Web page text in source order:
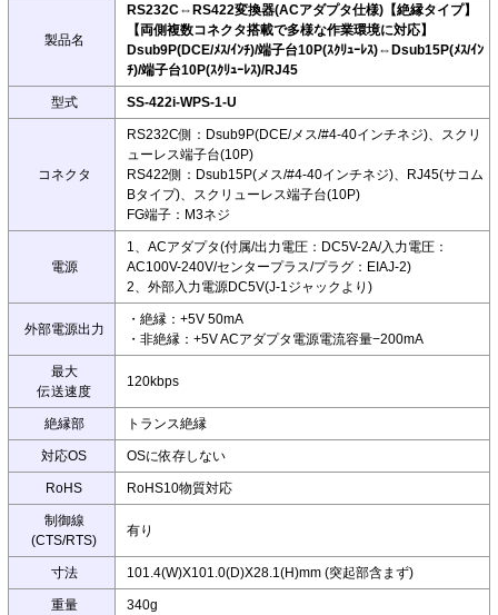
製品名
RS232C⇔RS422変換器(ACアダプタ仕様)【絶縁タイプ】
【両側複数コネクタ搭載で多様な作業環境に対応】
Dsub9P(DCE/ﾒｽ/ｲﾝﾁ)/端子台10P(ｽｸﾘｭｰﾚｽ)⇔Dsub15P(ﾒｽ/ｲﾝ
ﾁ)/端子台10P(ｽｸﾘｭｰﾚｽ)/RJ45
型式 SS-422i-WPS-1-U
コネクタ
RS232C側：Dsub9P(DCE/メス/#4-40インチネジ)、スクリ
ューレス端子台(10P)
RS422側：Dsub15P(メス/#4-40インチネジ)、RJ45(サコム
Bタイプ)、スクリューレス端子台(10P)
FG端子：M3ネジ
電源
1、ACアダプタ(付属/出力電圧：DC5V-2A/入力電圧：
AC100V-240V/センタープラス/プラグ：EIAJ-2)
2、外部入力電源DC5V(J-1ジャックより)
外部電源出力
・絶縁：+5V 50mA
・非絶縁：+5V ACアダプタ電源電流容量−200mA
最大
伝送速度
120kbps
絶縁部 トランス絶縁
対応OS OSに依存しない
RoHS RoHS10物質対応
制御線
(CTS/RTS)
有り
寸法 101.4(W)X101.0(D)X28.1(H)mm (突起部含まず)
重量 340g